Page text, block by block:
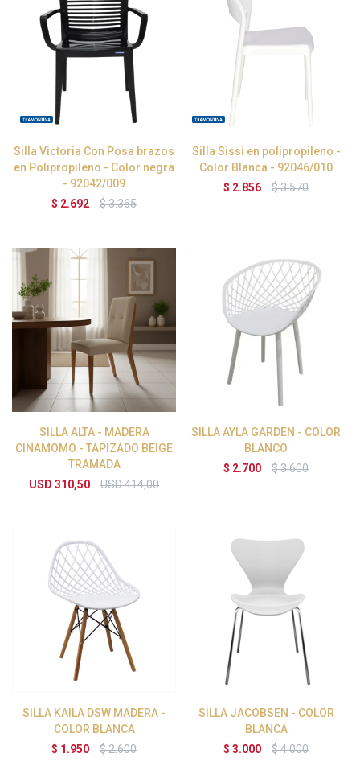
Silla Victoria Con Posa brazos
en Polipropileno - Color negra
- 92042/009
$ 2.692 $3.365
Silla Sissi en polipropileno -
Color Blanca - 92046/010
$ 2.856 $3.570
SILLA ALTA - MADERA
CINAMOMO - TAPIZADO BEIGE
TRAMADA
USD 310,50 USD414,00
SILLA AYLA GARDEN - COLOR
BLANCO
$ 2.700 $3.600
SILLA KAILA DSW MADERA -
COLOR BLANCA
$ 1.950 $2.600
SILLA JACOBSEN - COLOR
BLANCA
$ 3.000 $4.000